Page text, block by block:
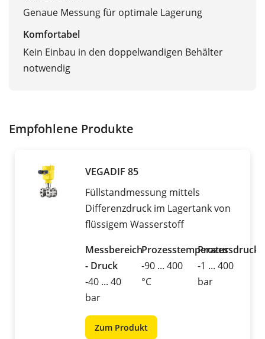
Genaue Messung für optimale Lagerung
Komfortabel
Kein Einbau in den doppelwandigen Behälter
notwendig
Empfohlene Produkte
VEGADIF 85
Füllstandmessung mittels
Differenzdruck im Lagertank von
flüssigem Wasserstoff
Messbereich
- Druck
-40 ... 40
bar
Prozesstemperatur
-90 ... 400
°C
Prozessdruck
-1 ... 400
bar
Zum Produkt